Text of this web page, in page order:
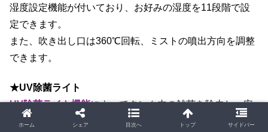
湿度設定機能が付いており、お好みの湿度を11段階で設
定できます。
また、吹き出し口は360℃回転、ミストの噴出方向を調整
できます。
★UV除菌ライト
UV除菌ライト機能によってタンク内の雑菌を除去し、安
全なミストで加湿します。
ホーム シェア 目次へ トップ サイドバー